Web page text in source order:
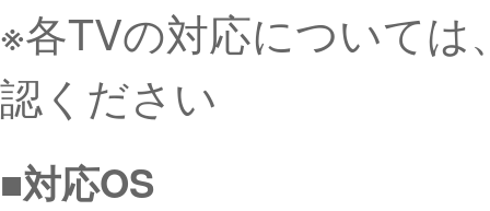
※各TVの対応については
認ください
■対応OS